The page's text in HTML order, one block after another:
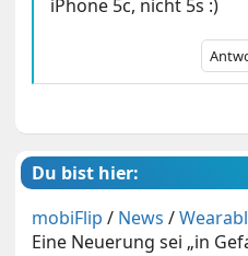
iPhone 5c, nicht 5s :)
Du bist hier:
mobiFlip / News /
Eine Neuerung sei „in